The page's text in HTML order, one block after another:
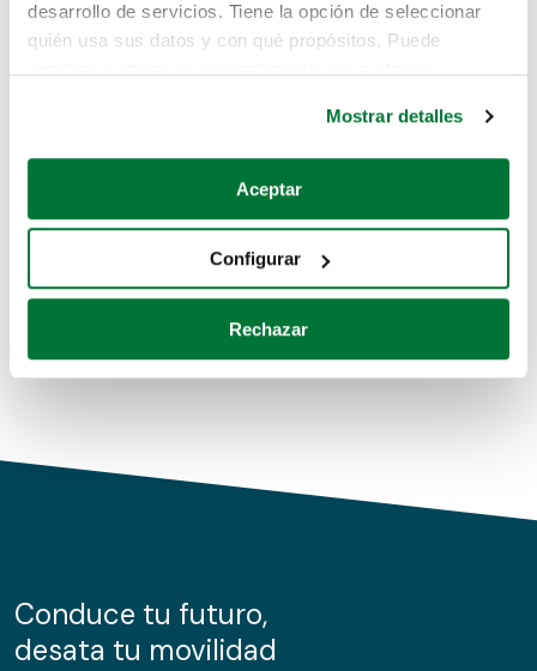
desarrollo de servicios. Tiene la opción de seleccionar
quién usa sus datos y con qué propósitos. Puede
Si lo permite, también quisiéramos:
Recopilar información sobre su ubicación geográfica
Identificar su dispositivo analizándolo activamente
para buscar características específicas (huellas
Obtenga más información sobre cómo se procesan sus
de cookies.
información sobre el uso que haga del sitio web con
nuestros partners de redes sociales, publicidad y análisis
Mostrar detalles
Aceptar
Configurar
Rechazar
Pero puedes encontrar el coche que estás
buscando en alguno de estos enlaces:
Coches de segunda mano
Coches de km0
Conduce tu futuro,
desata tu movilidad